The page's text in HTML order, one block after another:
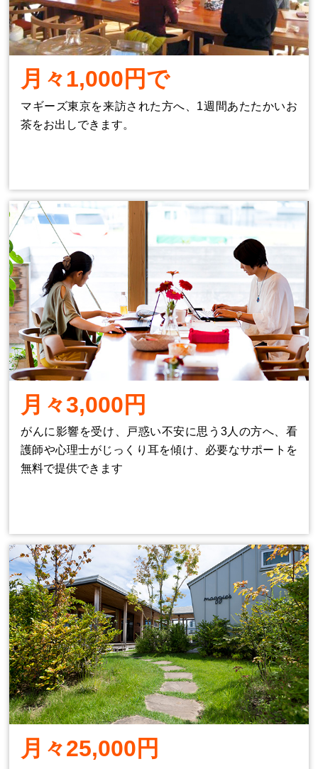
月々1,000円で
マギーズ東京を来訪された方へ、1週間あたたかいお
茶をお出しできます。
月々3,000円
がんに影響を受け、戸惑い不安に思う3人の方へ、看
護師や心理士がじっくり耳を傾け、必要なサポートを
無料で提供できます
月々25,000円